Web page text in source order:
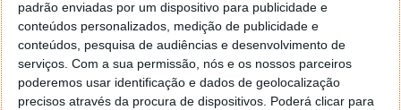
padrão enviadas por um dispositivo para publicidade e
conteúdos personalizados, medição de publicidade e
conteúdos, pesquisa de audiências e desenvolvimento de
serviços. Com a sua permissão, nós e os nossos parceiros
poderemos usar identificação e dados de geolocalização
precisos através da procura de dispositivos. Poderá clicar para
cartões de crédito que utilizam no pagamento das
viagens.